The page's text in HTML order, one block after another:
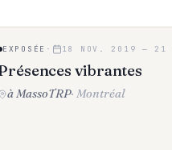
EXPOSÉE · 18 NOV. 2019 — 21
vibrantes
à MassoTRP· Montréal